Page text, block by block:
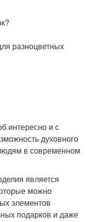
разноцветных
интересно и с
духовного
в современном
является
можно
элементов
подарков и даже